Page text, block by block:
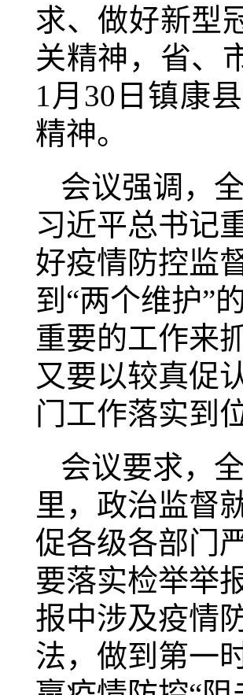
求、做好新型
关精神，省、
1月30日镇康
精神。
会议强调，
习近平总书记
好疫情防控监
到“两个维护”
重要的工作来
又要以较真促
门工作落实到
会议要求，
里，政治监督
促各级各部门
要落实检举举
报中涉及疫情
法，做到第一